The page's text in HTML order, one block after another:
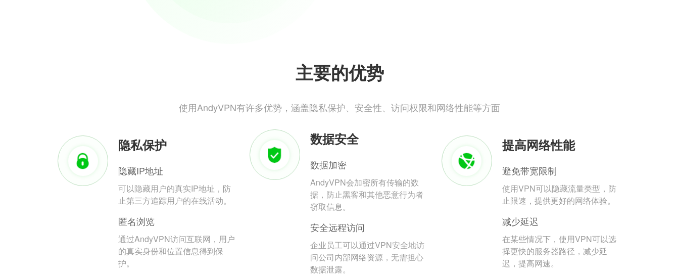
主要的优势
使用AndyVPN有许多优势，涵盖隐私保护、安全性、访问权限和网络性能等方面
隐私保护
隐藏IP地址
可以隐藏用户的真实IP地址，防
止第三方追踪用户的在线活动。
匿名浏览
通过AndyVPN访问互联网，用户
的真实身份和位置信息得到保
护。
数据安全
数据加密
AndyVPN会加密所有传输的数
据，防止黑客和其他恶意行为者
窃取信息。
安全远程访问
企业员工可以通过VPN安全地访
问公司内部网络资源，无需担心
数据泄露。
提高网络性能
避免带宽限制
使用VPN可以隐藏流量类型，防
止限速，提供更好的网络体验。
减少延迟
在某些情况下，使用VPN可以选
择更快的服务器路径，减少延
迟，提高网速。